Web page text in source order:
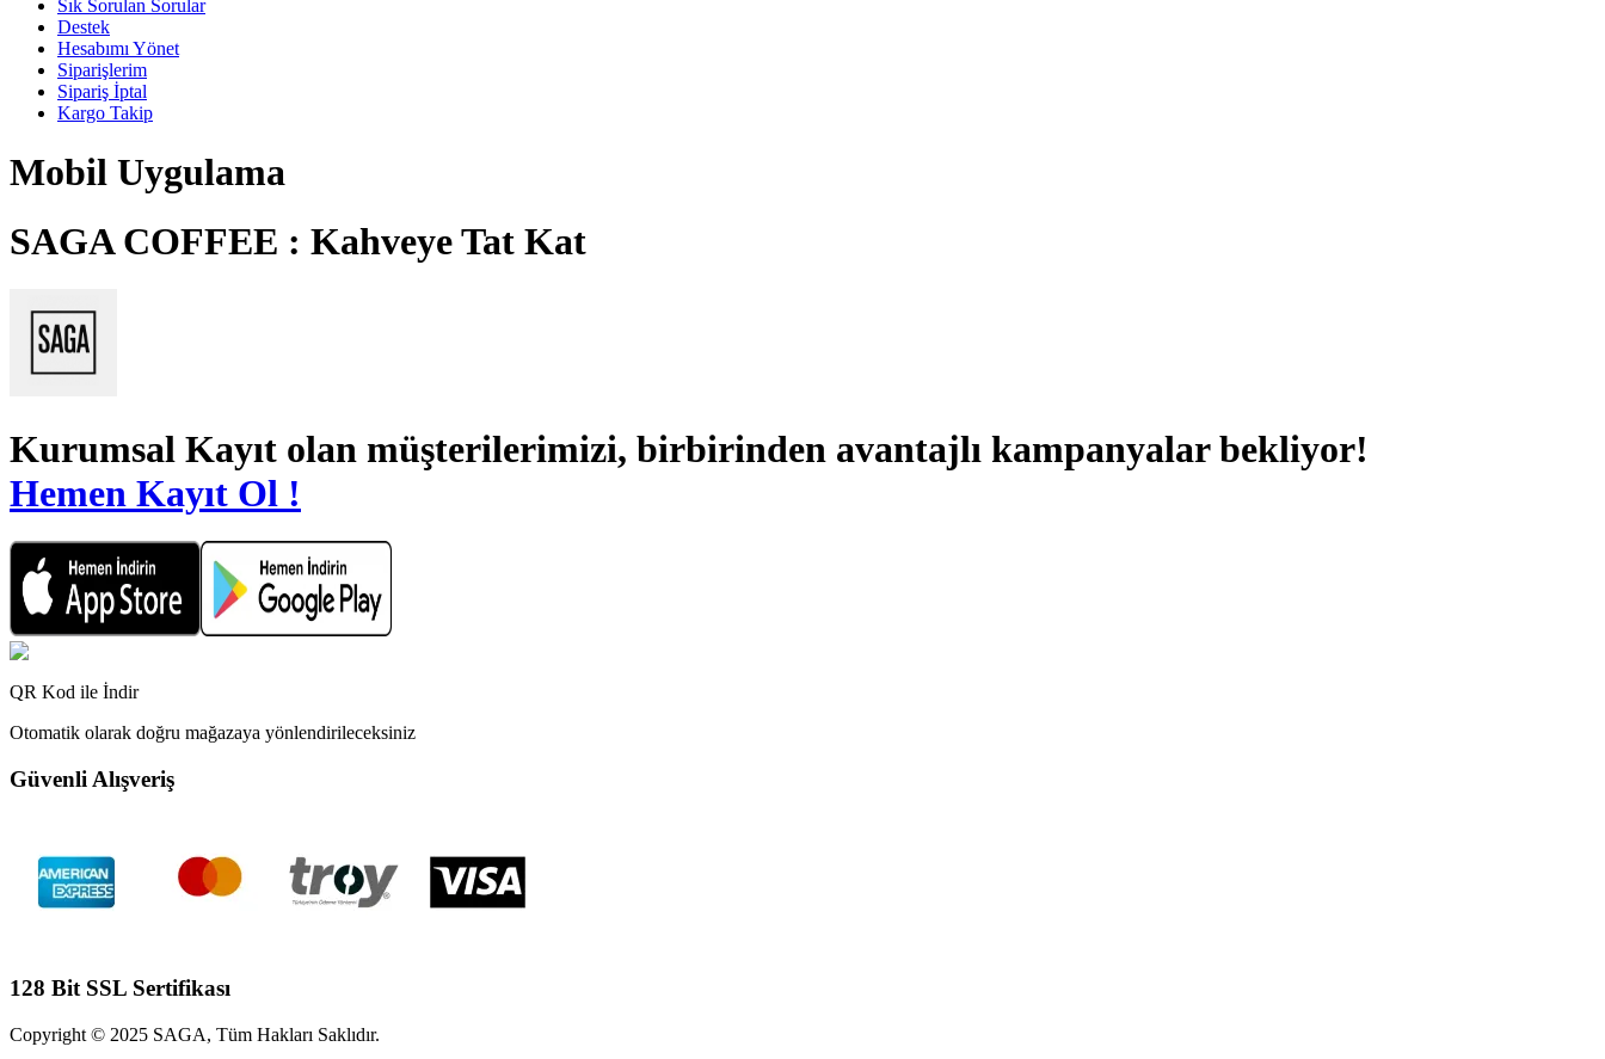
Sık Sorulan Sorular
Destek
Hesabımı Yönet
Siparişlerim
Sipariş İptal
Kargo Takip
Mobil Uygulama
SAGA COFFEE : Kahveye Tat Kat
Kurumsal Kayıt olan müşterilerimizi, birbirinden avantajlı kampanyalar bekliyor!
Hemen Kayıt Ol !
QR Kod ile İndir
Otomatik olarak doğru mağazaya yönlendirileceksiniz
Güvenli Alışveriş
128 Bit SSL Sertifikası
Copyright © 2025 SAGA, Tüm Hakları Saklıdır.